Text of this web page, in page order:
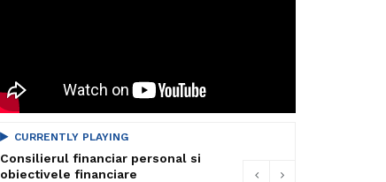
CURRENTLY PLAYING
Consilierul financiar personal si
obiectivele financiare